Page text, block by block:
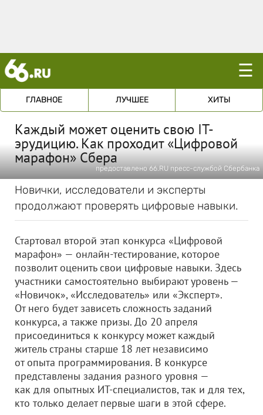
☰
ГЛАВНОЕ ЛУЧШЕЕ ХИТЫ
Каждый может оценить свою IT-
эрудицию. Как проходит «Цифровой
марафон» Сбера
предоставлено 66.RU пресс-службой Сбербанка
Новички, исследователи и эксперты
продолжают проверять цифровые навыки.
Стартовал второй этап конкурса «Цифровой
марафон» — онлайн-тестирование, которое
позволит оценить свои цифровые навыки. Здесь
участники самостоятельно выбирают уровень —
«Новичок», «Исследователь» или «Эксперт».
От него будет зависеть сложность заданий
конкурса, а также призы. До 20 апреля
присоединиться к конкурсу может каждый
житель страны старше 18 лет независимо
от опыта программирования. В конкурсе
представлены задания разного уровня —
как для опытных ИТ-специалистов, так и для тех,
кто только делает первые шаги в этой сфере.